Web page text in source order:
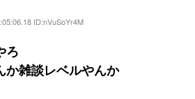
ID:nVuSoYr4M
ろ
か雑談レベルやんか